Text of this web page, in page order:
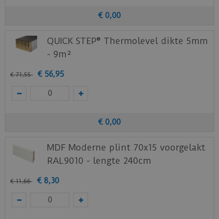
€ 0,00
QUICK STEP® Thermolevel dikte 5mm
- 9m²
€ 71,55 € 56,95
€ 0,00
MDF Moderne plint 70x15 voorgelakt
RAL9010 - lengte 240cm
€ 11,66 € 8,30